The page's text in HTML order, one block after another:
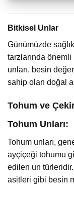
Bitkisel Unlar
Günümüzde
tarzlarında önemli
unları, besin
sahip olan doğal
Tohum ve
Tohum Unları:
Tohum unları,
ayçiçeği tohumu
edilen un
asitleri gibi besin